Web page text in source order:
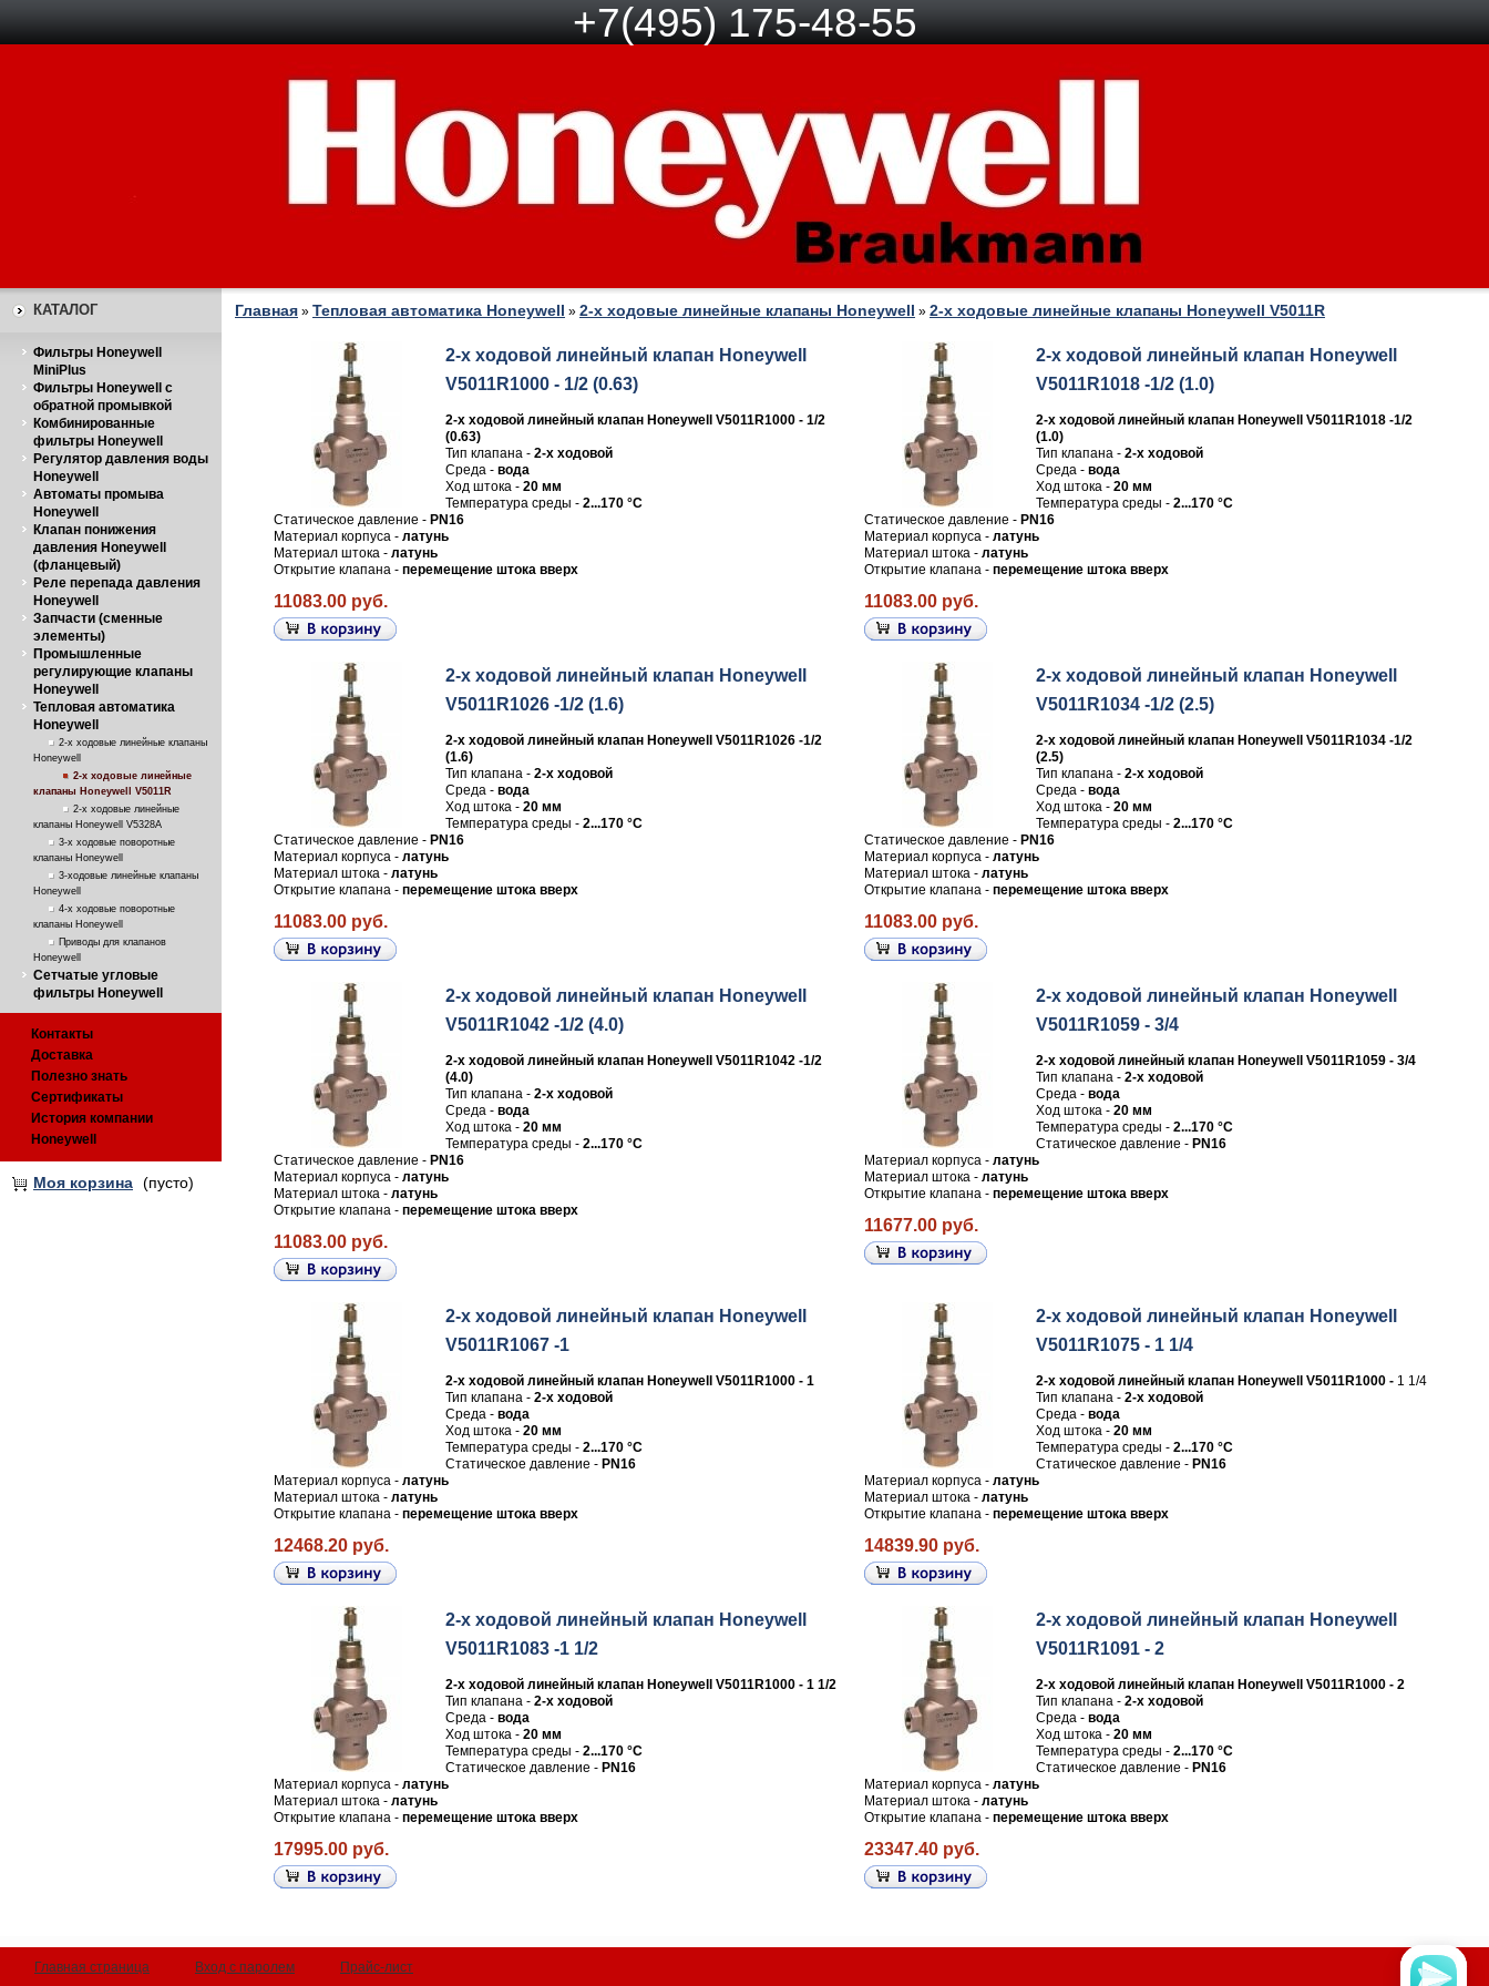
+7(495) 175-48-55
КАТАЛОГ
Фильтры Honeywell
MiniPlus
Фильтры Honeywell с
обратной промывкой
Комбинированные
фильтры Honeywell
Регулятор давления воды
Honeywell
Автоматы промыва
Honeywell
Клапан понижения
давления Honeywell
(фланцевый)
Реле перепада давления
Honeywell
Запчасти (сменные
элементы)
Промышленные
регулирующие клапаны
Honeywell
Тепловая автоматика
Honeywell
2-х ходовые линейные клапаны
Honeywell
2-х ходовые линейные
клапаны Honeywell V5011R
2-х ходовые линейные
клапаны Honeywell V5328A
3-х ходовые поворотные
клапаны Honeywell
3-ходовые линейные клапаны
Honeywell
4-х ходовые поворотные
клапаны Honeywell
Приводы для клапанов
Honeywell
Сетчатые угловые
фильтры Honeywell
Контакты
Доставка
Полезно знать
Сертификаты
История компании
Honeywell
Моя корзина (пусто)
Главная » Тепловая автоматика Honeywell » 2-х ходовые линейные клапаны Honeywell » 2-х ходовые линейные клапаны Honeywell V5011R
2-х ходовой линейный клапан Honeywell
V5011R1000 - 1/2 (0.63)
2-х ходовой линейный клапан Honeywell V5011R1000 - 1/2
(0.63)
Тип клапана - 2-х ходовой
Среда - вода
Ход штока - 20 мм
Температура среды - 2...170 °C
Статическое давление - PN16
Материал корпуса - латунь
Материал штока - латунь
Открытие клапана - перемещение штока вверх
11083.00 руб.
2-х ходовой линейный клапан Honeywell
V5011R1018 -1/2 (1.0)
2-х ходовой линейный клапан Honeywell V5011R1018 -1/2
(1.0)
Тип клапана - 2-х ходовой
Среда - вода
Ход штока - 20 мм
Температура среды - 2...170 °C
Статическое давление - PN16
Материал корпуса - латунь
Материал штока - латунь
Открытие клапана - перемещение штока вверх
11083.00 руб.
2-х ходовой линейный клапан Honeywell
V5011R1026 -1/2 (1.6)
2-х ходовой линейный клапан Honeywell V5011R1026 -1/2
(1.6)
Тип клапана - 2-х ходовой
Среда - вода
Ход штока - 20 мм
Температура среды - 2...170 °C
Статическое давление - PN16
Материал корпуса - латунь
Материал штока - латунь
Открытие клапана - перемещение штока вверх
11083.00 руб.
2-х ходовой линейный клапан Honeywell
V5011R1034 -1/2 (2.5)
2-х ходовой линейный клапан Honeywell V5011R1034 -1/2
(2.5)
Тип клапана - 2-х ходовой
Среда - вода
Ход штока - 20 мм
Температура среды - 2...170 °C
Статическое давление - PN16
Материал корпуса - латунь
Материал штока - латунь
Открытие клапана - перемещение штока вверх
11083.00 руб.
2-х ходовой линейный клапан Honeywell
V5011R1042 -1/2 (4.0)
2-х ходовой линейный клапан Honeywell V5011R1042 -1/2
(4.0)
Тип клапана - 2-х ходовой
Среда - вода
Ход штока - 20 мм
Температура среды - 2...170 °C
Статическое давление - PN16
Материал корпуса - латунь
Материал штока - латунь
Открытие клапана - перемещение штока вверх
11083.00 руб.
2-х ходовой линейный клапан Honeywell
V5011R1059 - 3/4
2-х ходовой линейный клапан Honeywell V5011R1059 - 3/4
Тип клапана - 2-х ходовой
Среда - вода
Ход штока - 20 мм
Температура среды - 2...170 °C
Статическое давление - PN16
Материал корпуса - латунь
Материал штока - латунь
Открытие клапана - перемещение штока вверх
11677.00 руб.
2-х ходовой линейный клапан Honeywell
V5011R1067 -1
2-х ходовой линейный клапан Honeywell V5011R1000 - 1
Тип клапана - 2-х ходовой
Среда - вода
Ход штока - 20 мм
Температура среды - 2...170 °C
Статическое давление -PN16
Материал корпуса - латунь
Материал штока - латунь
Открытие клапана - перемещение штока вверх
12468.20 руб.
2-х ходовой линейный клапан Honeywell
V5011R1075 - 1 1/4
2-х ходовой линейный клапан Honeywell V5011R1000 - 1 1/4
Тип клапана - 2-х ходовой
Среда - вода
Ход штока - 20 мм
Температура среды - 2...170 °C
Статическое давление -PN16
Материал корпуса - латунь
Материал штока - латунь
Открытие клапана - перемещение штока вверх
14839.90 руб.
2-х ходовой линейный клапан Honeywell
V5011R1083 -1 1/2
2-х ходовой линейный клапан Honeywell V5011R1000 - 1 1/2
Тип клапана - 2-х ходовой
Среда - вода
Ход штока - 20 мм
Температура среды - 2...170 °C
Статическое давление -PN16
Материал корпуса - латунь
Материал штока - латунь
Открытие клапана - перемещение штока вверх
17995.00 руб.
2-х ходовой линейный клапан Honeywell
V5011R1091 - 2
2-х ходовой линейный клапан Honeywell V5011R1000 - 2
Тип клапана - 2-х ходовой
Среда - вода
Ход штока - 20 мм
Температура среды - 2...170 °C
Статическое давление -PN16
Материал корпуса - латунь
Материал штока - латунь
Открытие клапана - перемещение штока вверх
23347.40 руб.
Главная страница Вход с паролем Прайс-лист